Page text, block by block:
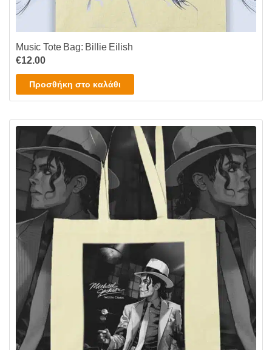
Music Tote Bag: Billie Eilish
€12.00
Προσθήκη στο καλάθι